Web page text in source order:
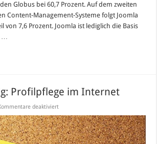
Globus bei 60,7 Prozent. Auf dem zweiten
Content-Management-Systeme folgt Joomla
von 7,6 Prozent. Joomla ist lediglich die Basis
…
Profilpflege im Internet
deaktiviertfür
wichtig:
Profilpflege
im
Internet